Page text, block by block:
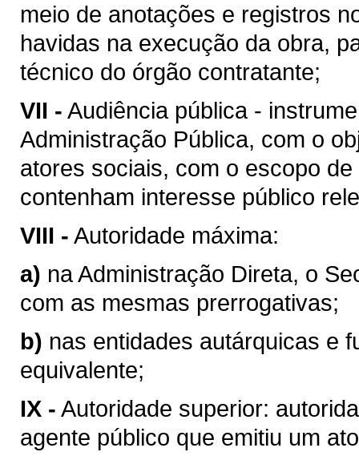
meio de anotações e registros
havidas na execução da obra,
técnico do órgão contratante;
VII - Audiência pública -
Administração Pública, com o
atores sociais, com o escopo
contenham interesse público
VIII - Autoridade máxima:
a) na Administração Direta, o
com as mesmas prerrogativas;
b) nas entidades autárquicas e
equivalente;
IX - Autoridade superior:
agente público que emitiu um